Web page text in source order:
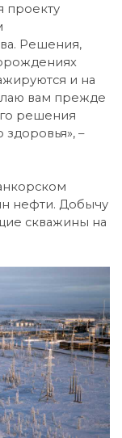
проекту
Решения,
и на
вам прежде
решения
–
нефти. Добычу
скважины на